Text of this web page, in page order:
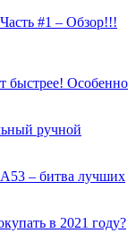
#1 – Обзор!!!
Особенно
ручной
– битва лучших
в 2021 году?